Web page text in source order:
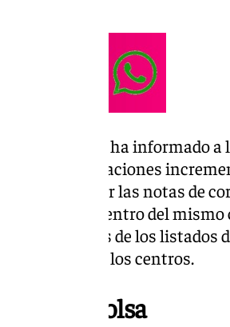
del que se ha informado
realizar baremaciones
de existir las notas de
dentro del
a través de los listados
de los centros.
de Bolsa